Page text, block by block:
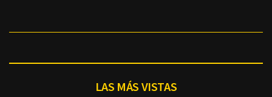
LAS MÁS VISTAS